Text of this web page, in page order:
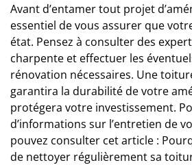
Avant d’entamer tout projet
essentiel de vous assurer que
état. Pensez à consulter des
charpente et effectuer les
rénovation nécessaires. Une
garantira la durabilité de votre
protégera votre investissement.
d’informations sur l’entretien de
pouvez consulter cet article :
de nettoyer régulièrement sa